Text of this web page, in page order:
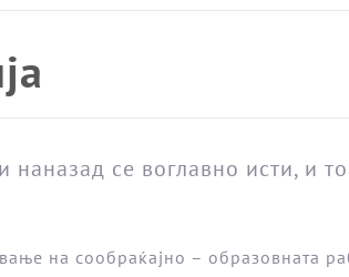
се воглавно исти, и
на сообраќајно – образовната